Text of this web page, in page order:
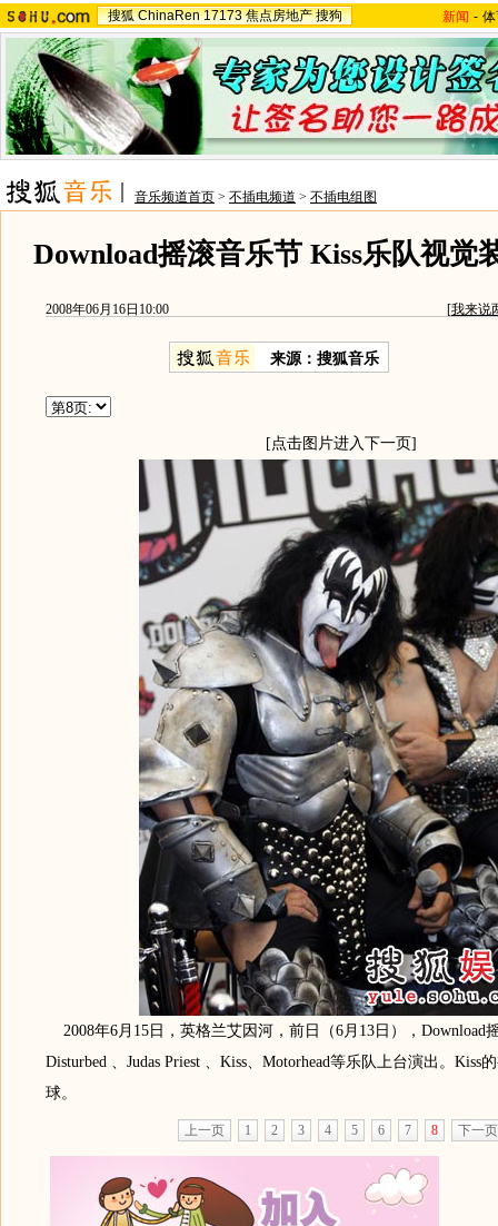
搜狐 ChinaRen 17173 焦点房地产 搜狗 新闻 -
音乐频道首页 > 不插电频道 > 不插电组图
Download摇滚音乐节 Kiss乐队视觉
2008年06月16日10:00 [我来说
来源：搜狐音乐
[点击图片进入下一页]
2008年6月15日，英格兰艾因河，前日（6月13日），Download
Disturbed 、Judas Priest 、Kiss、Motorhead等乐队上台演出。Kiss
球。
上一页 1 2 3 4 5 6 7 8 下一页